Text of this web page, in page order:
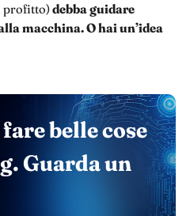
profitto)debba guidare
macchina. O hai un’idea
belle cose
Guarda un